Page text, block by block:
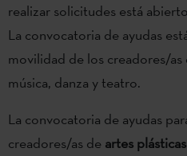
realizar solicitudes está
La convocatoria de ayudas
movilidad de los creadores/as
música, danza y teatro.
La convocatoria de ayudas
creadores/as de artes